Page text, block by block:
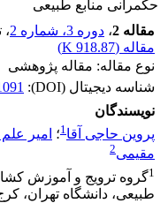
حکمرانی منابع طبیعی
مقاله 2
، دوره 3، شماره 2 ،
مقاله (918.87 K
)
نوع مقاله: مقاله پژوهشی
شناسه دیجیتال (DOI):
نویسندگان
پروین حاجی آقا1؛ امیر
مقیمی2
1گروه ترویج و آموزش
طبیعی، دانشگاه تهران،